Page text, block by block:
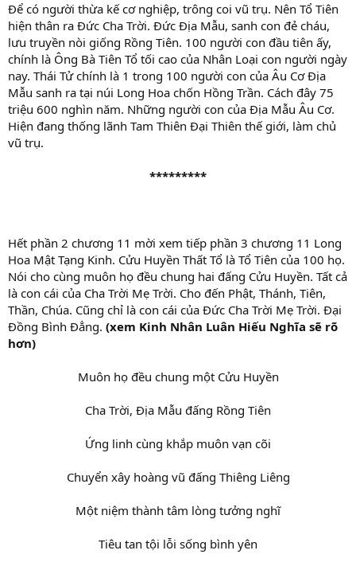
Để có người thừa kế cơ nghiệp, trông coi vũ trụ. Nên Tổ Tiên
hiện thân ra Đức Cha Trời. Đức Địa Mẫu, sanh con đẻ cháu,
lưu truyền nòi giống Rồng Tiên. 100 người con đầu tiên ấy,
chính là Ông Bà Tiên Tổ tối cao của Nhân Loại con người ngày
nay. Thái Tử chính là 1 trong 100 người con của Âu Cơ Địa
Mẫu sanh ra tại núi Long Hoa chốn Hồng Trần. Cách đây 75
triệu 600 nghìn năm. Những người con của Địa Mẫu Âu Cơ.
Hiện đang thống lãnh Tam Thiên Đại Thiên thế giới, làm chủ
vũ trụ.
*********
Hết phần 2 chương 11 mời xem tiếp phần 3 chương 11 Long
Hoa Mật Tạng Kinh. Cửu Huyền Thất Tổ là Tổ Tiên của 100 họ.
Nói cho cùng muôn họ đều chung hai đấng Cửu Huyền. Tất cả
là con cái của Cha Trời Mẹ Trời. Cho đến Phật, Thánh, Tiên,
Thần, Chúa. Cũng chỉ là con cái của Đức Cha Trời Mẹ Trời. Đại
Đồng Bình Đẳng. (xem Kinh Nhân Luân Hiếu Nghĩa sẽ rõ
hơn)
Muôn họ đều chung một Cửu Huyền
Cha Trời, Địa Mẫu đấng Rồng Tiên
Ứng linh cùng khắp muôn vạn cõi
Chuyển xây hoàng vũ đấng Thiêng Liêng
Một niệm thành tâm lòng tưởng nghĩ
Tiêu tan tội lỗi sống bình yên